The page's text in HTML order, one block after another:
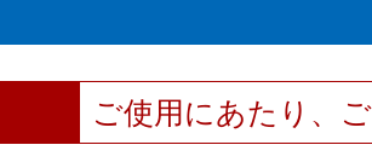
ご使用にあたり、